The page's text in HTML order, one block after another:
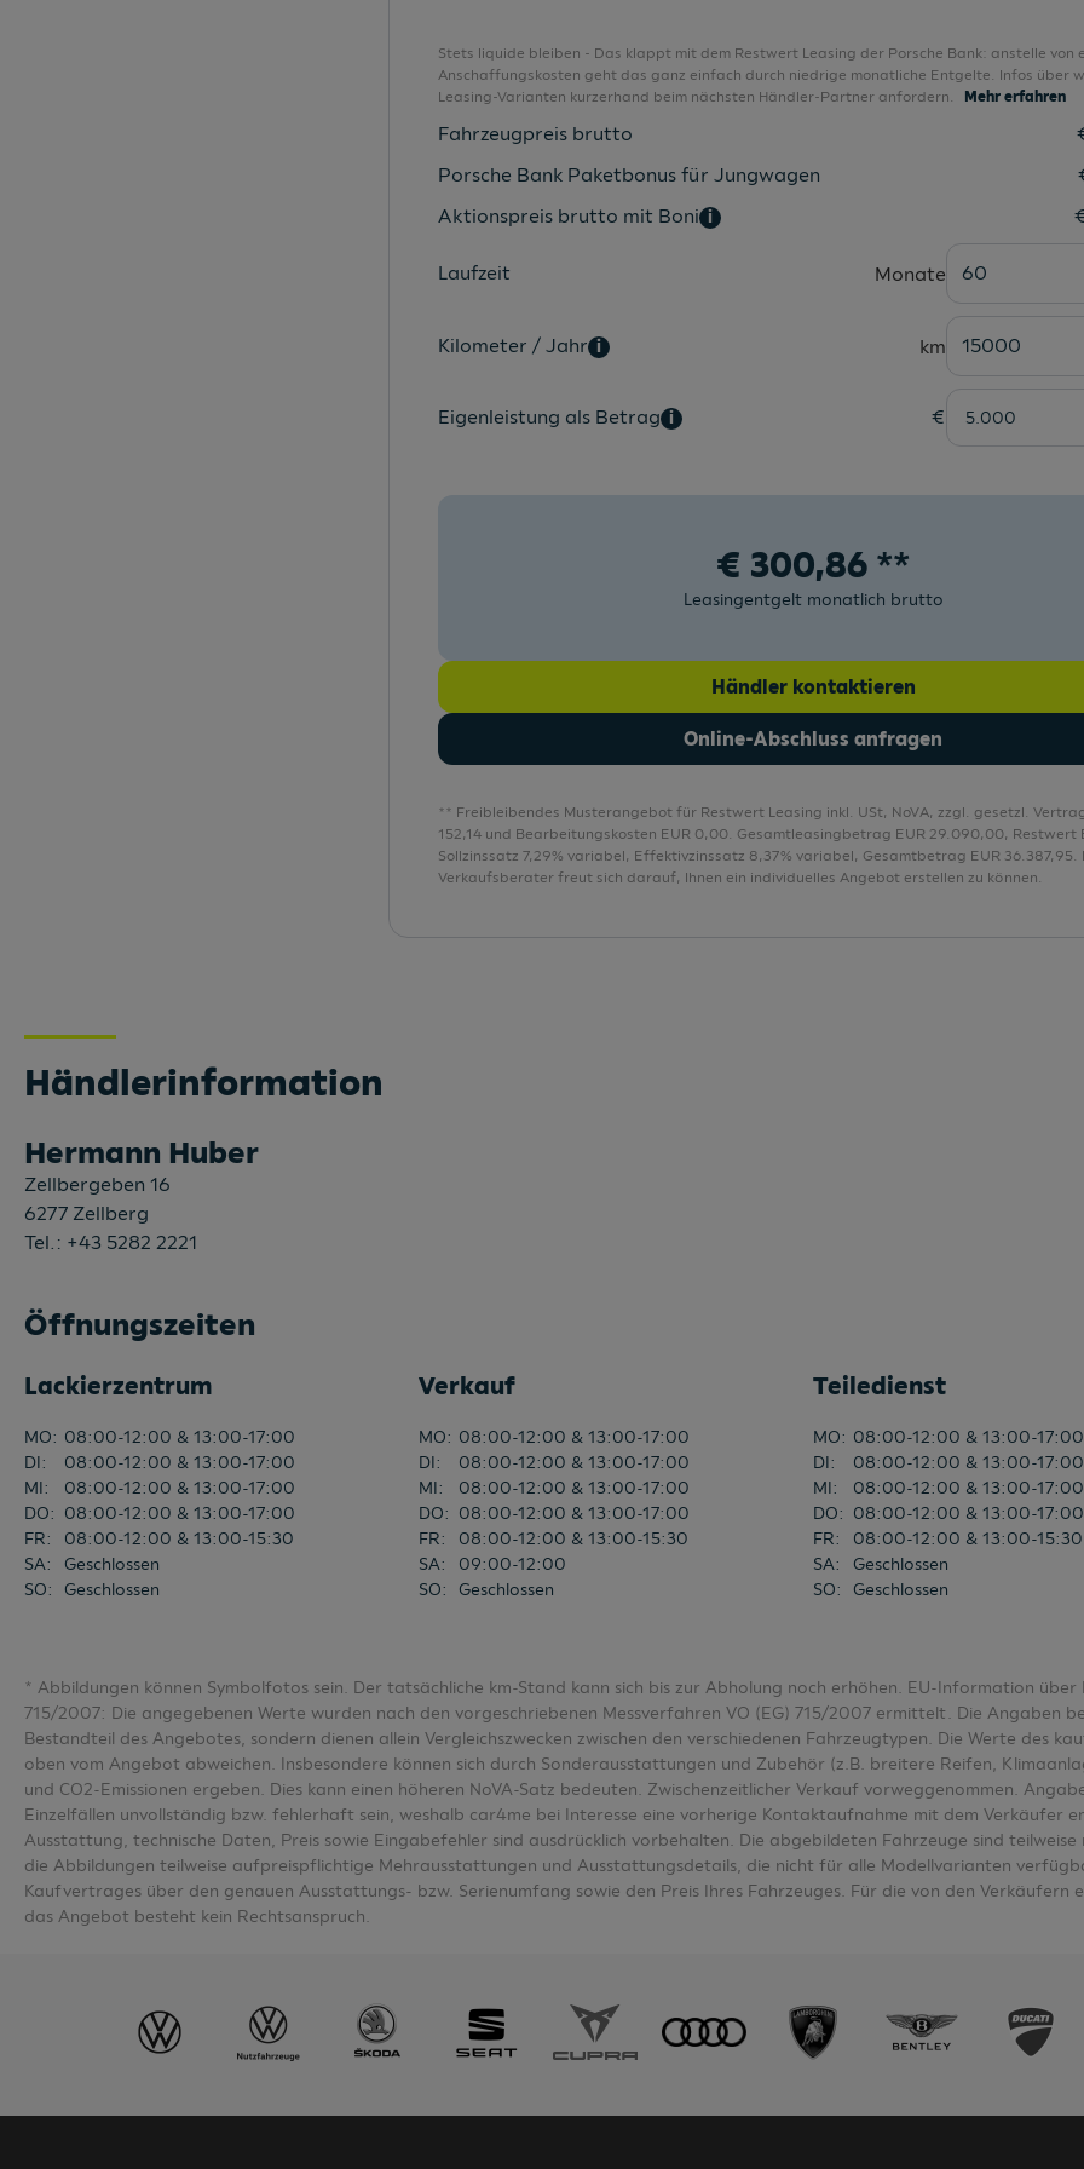
Dreipunkt-Automatiksicherheitsgurte vorn
Mittelarmlehne vorn
Multifunktionslenkrad in Leder
Notbremsassistent "Front Assist"
Notruf-Service
Online Dienste
Räder, 16" "Toulouse"
Radsicherungen
Schlüsselloses Schließ- und Startsystem
Stets liquide bleiben - Das klappt mit dem Restwert Leasing der Porsche Bank: anstelle von
Anschaffungskosten geht das ganz einfach durch niedrige monatliche Entgelte. Infos über
Leasing-Varianten kurzerhand beim nächsten Händler-Partner anfordern.
Mehr erfahren
Fahrzeugpreis brutto
Porsche Bank Paketbonus für Jungwagen
Aktionspreis brutto mit Boni i
Laufzeit Monate 60
Kilometer / Jahr i km 15000
Eigenleistung als Betrag i €
€ 300,86 **
Leasingentgelt monatlich brutto
Händler kontaktieren
Online-Abschluss anfragen
** Freibleibendes Musterangebot für Restwert Leasing inkl. USt, NoVA, zzgl. gesetzl.
152,14 und Bearbeitungskosten EUR 0,00. Gesamtleasingbetrag EUR 29.090,00, Restwert
Sollzinssatz 7,29% variabel, Effektivzinssatz 8,37% variabel, Gesamtbetrag EUR 36.387,95.
Verkaufsberater freut sich darauf, Ihnen ein individuelles Angebot erstellen zu können.
Händlerinformation
Hermann Huber
Zellbergeben 16
6277 Zellberg
Tel.: +43 5282 2221
Öffnungszeiten
Lackierzentrum
MO: 08:00-12:00 & 13:00-17:00
DI:
08:00-12:00 & 13:00-17:00
MI:
08:00-12:00 & 13:00-17:00
DO: 08:00-12:00 & 13:00-17:00
FR:
08:00-12:00 & 13:00-15:30
SA:
Geschlossen
SO: Geschlossen
Verkauf
MO: 08:00-12:00 & 13:00-17:00
DI:
08:00-12:00 & 13:00-17:00
MI:
08:00-12:00 & 13:00-17:00
DO: 08:00-12:00 & 13:00-17:00
FR:
08:00-12:00 & 13:00-15:30
SA:
09:00-12:00
SO: Geschlossen
Teiledienst
MO: 08:00-12:00 & 13:00-17:00
DI:
08:00-12:00 & 13:00-17:00
MI:
08:00-12:00 & 13:00-17:00
DO: 08:00-12:00 & 13:00-17:00
FR:
08:00-12:00 & 13:00-15:30
SA:
Geschlossen
SO: Geschlossen
715/2007: Die angegebenen Werte wurden nach den vorgeschriebenen Messverfahren VO (EG) 715/2007 ermittelt. Die Angaben
Bestandteil des Angebotes, sondern dienen allein Vergleichszwecken zwischen den verschiedenen Fahrzeugtypen. Die Werte des
oben vom Angebot abweichen. Insbesondere können sich durch Sonderausstattungen und Zubehör (z.B. breitere Reifen,
Einzelfällen unvollständig bzw. fehlerhaft sein, weshalb car4me bei Interesse eine vorherige Kontaktaufnahme mit dem Verkäufer